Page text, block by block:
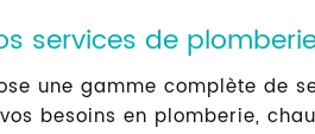
services de
une gamme complète de
besoins en plomberie,